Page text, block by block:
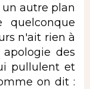
un autre plan
quelconque
n'ait rien à
des
pullulent et
on dit :